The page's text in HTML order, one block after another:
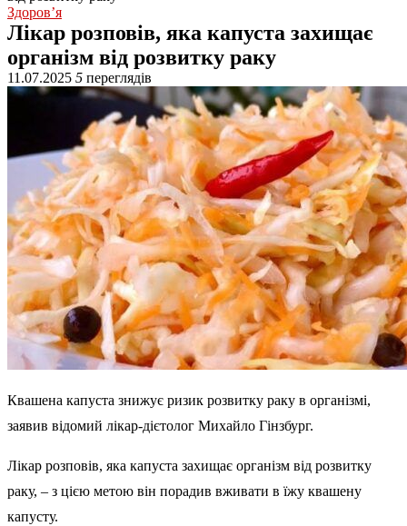
Здоров’я
Лікар розповів, яка капуста захищає
організм від розвитку раку
11.07.2025 5 переглядів
Квашена капуста знижує ризик розвитку раку в організмі,
заявив відомий лікар-дієтолог Михайло Гінзбург.
Лікар розповів, яка капуста захищає організм від розвитку
раку, – з цією метою він порадив вживати в їжу квашену
капусту.